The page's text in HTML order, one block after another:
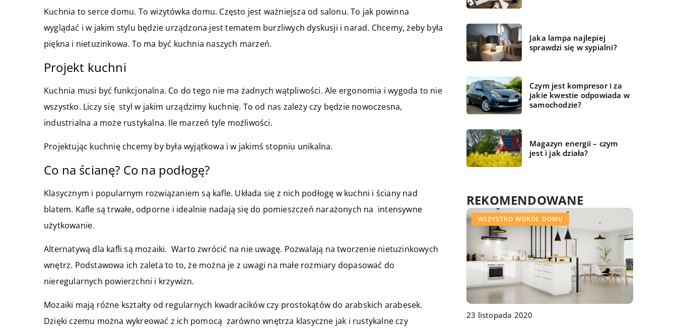
Kuchnia to serce domu. To wizytówka domu. Często jest ważniejsza od salonu. To jak powinna
wyglądać i w jakim stylu będzie urządzona jest tematem burzliwych dyskusji i narad. Chcemy, żeby była
piękna i nietuzinkowa. To ma być kuchnia naszych marzeń.
Projekt kuchni
Kuchnia musi być funkcjonalna. Co do tego nie ma żadnych wątpliwości. Ale ergonomia i wygoda to nie
wszystko. Liczy się styl w jakim urządzimy kuchnię. To od nas zależy czy będzie nowoczesna,
industrialna a może rustykalna. Ile marzeń tyle możliwości.
Projektując kuchnię chcemy by była wyjątkowa i w jakimś stopniu unikalna.
Co na ścianę? Co na podłogę?
Klasycznym i popularnym rozwiązaniem są kafle. Układa się z nich podłogę w kuchni i ściany nad
blatem. Kafle są trwałe, odporne i idealnie nadają się do pomieszczeń narażonych na intensywne
użytkowanie.
Alternatywą dla kafli są mozaiki. Warto zwrócić na nie uwagę. Pozwalają na tworzenie nietuzinkowych
wnętrz. Podstawowa ich zaleta to to, że można je z uwagi na małe rozmiary dopasować do
nieregularnych powierzchni i krzywizn.
Mozaiki mają różne kształty od regularnych kwadracików czy prostokątów do arabskich arabesek.
Dzięki czemu można wykreować z ich pomocą zarówno wnętrza klasyczne jak i rustykalne czy
Jaka lampa najlepiej
sprawdzi się w sypialni?
Czym jest kompresor i za
jakie kwestie odpowiada w
samochodzie?
Magazyn energii – czym
jest i jak działa?
REKOMENDOWANE
ŻYCIE I STYL
WSZYSTKO WOKÓŁ DOMU
23 listopada 2020
BRANŻA BUDOWLANA